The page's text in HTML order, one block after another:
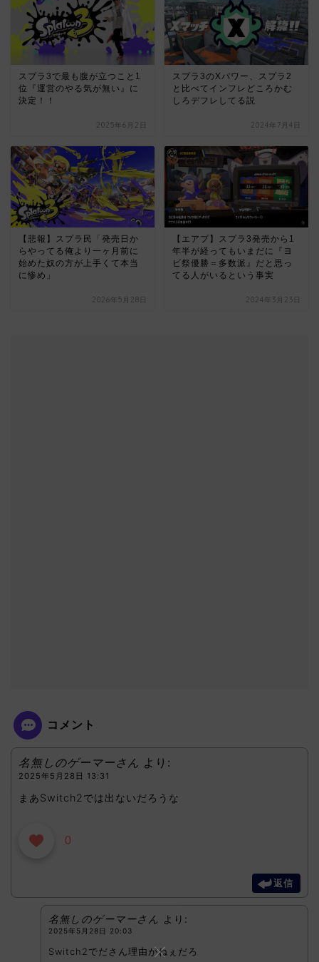
スプラ3で最も腹が立つこと1
位『運営のやる気が無い』に
決定！！
2025年6月2日
スプラ3のXパワー、スプラ2
と比べてインフレどころかむ
しろデフレしてる説
2024年7月4日
【悲報】スプラ民「発売日か
らやってる俺より一ヶ月前に
始めた奴の方が上手くて本当
に惨め」
2026年5月28日
【エアプ】スプラ3発売から1
年半が経ってもいまだに『ヨ
ビ祭優勝＝多数派』だと思っ
てる人がいるという事実
2024年3月23日
コメント
名無しのゲーマーさん より:
2025年5月28日 13:31
まあSwitch2では出ないだろうな
0
返信
名無しのゲーマーさん より:
2025年5月28日 20:03
Switch2でださん理由がねぇだろ